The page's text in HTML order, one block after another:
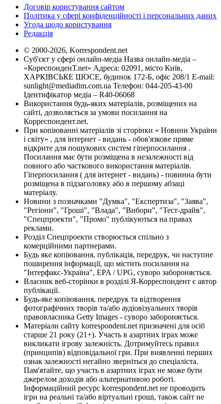
Договір користування сайтом
Політика у сфері конфіденційності і персональних даних
Угода щодо користування
Редакція
© 2000-2026, Korrespondent.net
Суб'єкт у сфері онлайн-медіа Назва онлайн-медіа –
«КореспонденТ.net» Адреса: 02091, місто Київ,
ХАРКІВСЬКЕ ШОСЕ, будинок 172-Б, офіс 208/1 E-mail:
sunlight@mediadim.com.ua Телефон: 044-205-43-00
Ідентифікатор медіа – R40-06068
Використання будь-яких матеріалів, розміщених на
сайті, дозволяється за умови посилання на
Корреспондент.net.
При копіюванні матеріалів зі сторінки « Новини України
і світу» , для інтернет - видань - обов'язкове пряме
відкрите для пошукових систем гіперпосилання .
Посилання має бути розміщена в незалежності від
повного або часткового використання матеріалів.
Гіперпосилання ( для інтернет - видань) - повинна бути
розміщена в підзаголовку або в першому абзаці
матеріалу.
Новини з позначками "Думка", "Експертиза", "Заява",
"Регіони", "Гроші", "Влада", "Вибори", "Тест-драйв",
"Спецпроекти", "Промо" публікуються на правах
реклами.
Розділ Спецпроекти створюється спільно з
комерційними партнерами.
Будь яке копіювання, публікація, передрук, чи наступне
поширення інформації, що містить посилання на
"Інтерфакс-Україна", EPA / UPG, суворо забороняється.
Власник веб-сторінки в розділі Я-Корреспондент є автор
публікації.
Будь-яке копіювання, передрук та відтворення
фотографічних творів та/або аудіовізуальних творів
правовласника Getty Images - суворо забороняється.
Матеріали сайту korrespondent.net призначені для осіб
старше 21 року (21+). Участь в азартних іграх може
викликати ігрову залежність. Дотримуйтесь правил
(принципів) відповідальної гри. При виявленні перших
ознак залежності негайно зверніться до спеціаліста.
Пам'ятайте, що участь в азартних іграх не може бути
джерелом доходів або альтернативою роботі.
Інформаційний ресурс korrespondent.net не проводить
ігри на реальні та/або віртуальні гроші, також сайт не